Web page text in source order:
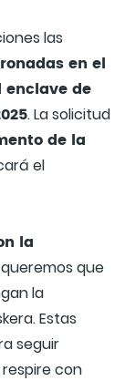
las
en el
enclave de
. La solicitud
de la
el
la
que
la
Estas
seguir
con